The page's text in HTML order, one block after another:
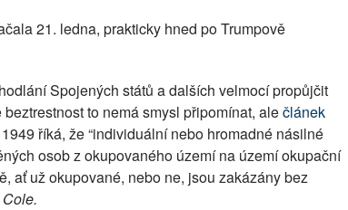
21. ledna, prakticky hned po Trumpově
Spojených států a dalších velmocí propůjčit
to nemá smysl připomínat, alečlánek
říká, že “individuální nebo hromadné násilné
osob z okupovaného území na území okupační
ať už okupované, nebo ne, jsou zakázány bez